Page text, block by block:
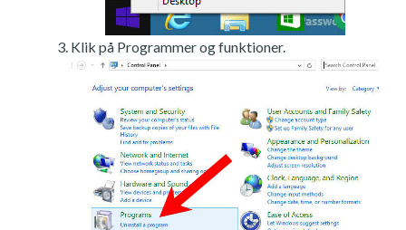
Klik på Programmer og funktioner.